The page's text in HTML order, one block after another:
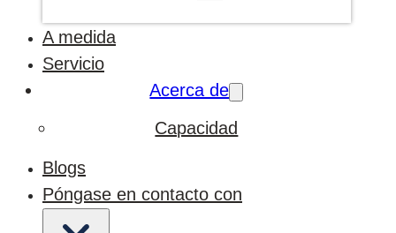
A medida
Servicio
Acerca de
Capacidad
Blogs
Póngase en contacto con